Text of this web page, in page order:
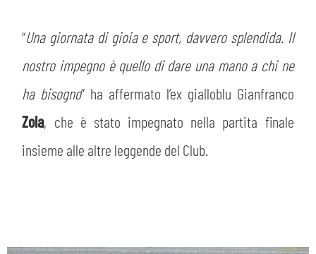
“Una giornata di gioia e sport, davvero splendida. Il
nostro impegno è quello di dare una mano a chi ne
ha bisogno” ha affermato l’ex gialloblu Gianfranco
Zola, che è stato impegnato nella partita finale
insieme alle altre leggende del Club.
abilitato